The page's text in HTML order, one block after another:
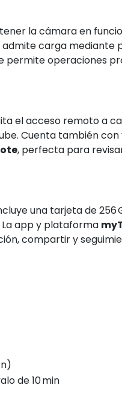
la cámara en
admite carga mediante
permite operaciones
el acceso remoto a
. Cuenta también con
, perfecta para
una tarjeta de 256
La app y plataforma
compartir y
de 10 min